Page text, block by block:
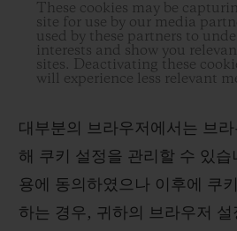
These cookies may be
site for use by our media
used by these partners to
interests and show you
sites. Deactivating these
will experience less relevant
대부분의 브라우저에서는 브
해 쿠키 설정을 관리할 수 있
용에 동의하였으나 이후에 쿠
하는 경우, 귀하의 브라우저